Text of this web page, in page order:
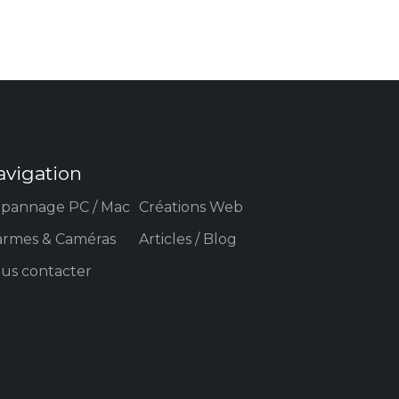
PC / Mac Créations Web
& Caméras
Articles / Blog
contacter